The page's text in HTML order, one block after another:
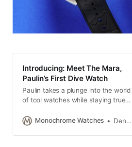
Introducing: Meet The Mara,
Paulin’s First Dive Watch
Paulin takes a plunge into the world
of tool watches while staying true
watch, the Paulin Mara.
Monochrome Watches Denis Peshkov